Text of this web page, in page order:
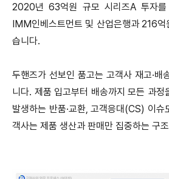
2020년 63억원 규모 시리즈A 투자를
IMM인베스트먼트 및 산업은행과 216
습니다.
두핸즈가 선보인 품고는 고객사 재고·배
니다. 제품 입고부터 배송까지 모든 과정
발생하는 반품·교환, 고객응대(CS) 이슈
객사는 제품 생산과 판매만 집중하는 구